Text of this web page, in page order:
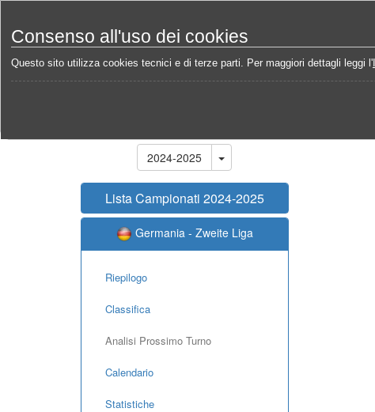
Consenso all'uso dei cookies
Questo sito utilizza cookies tecnici e di terze parti. Per maggiori dettagli leggi l'
Home Campionati Germania - Zweite Liga 2024-2025
2024-2025
Lista Campionati 2024-2025
Germania - Zweite Liga
Riepilogo
Classifica
Analisi Prossimo Turno
Calendario
Statistiche